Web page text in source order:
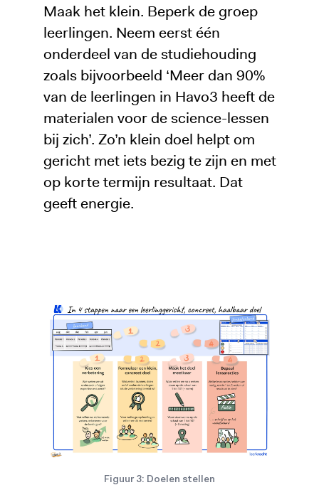
Maak het klein. Beperk de groep
leerlingen. Neem eerst één
onderdeel van de studiehouding
zoals bijvoorbeeld ‘Meer dan 90%
van de leerlingen in Havo3 heeft de
materialen voor de science-lessen
bij zich’. Zo’n klein doel helpt om
gericht met iets bezig te zijn en met
op korte termijn resultaat. Dat
geeft energie.
Figuur 3: Doelen stellen